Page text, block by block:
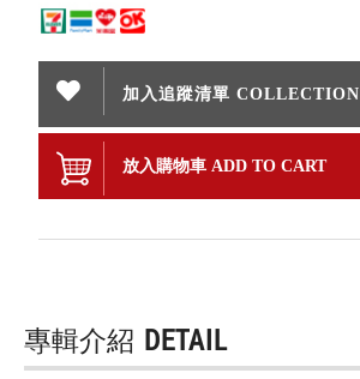
加入追蹤清單 COLLECTION
放入購物車 ADD TO CART
專輯介紹 DETAIL